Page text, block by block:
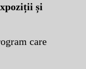
și
care